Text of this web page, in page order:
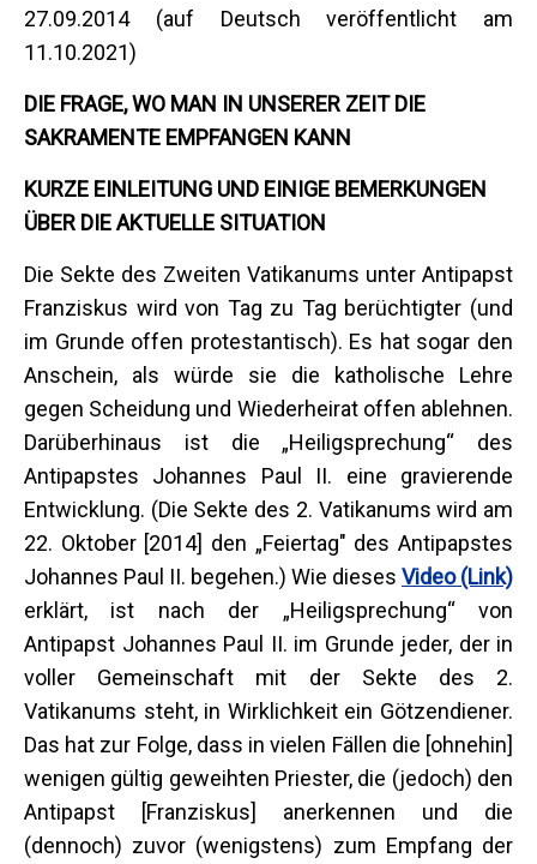
27.09.2014 (auf Deutsch veröffentlicht am
11.10.2021)
DIE FRAGE, WO MAN IN UNSERER ZEIT DIE
SAKRAMENTE EMPFANGEN KANN
KURZE EINLEITUNG UND EINIGE BEMERKUNGEN
ÜBER DIE AKTUELLE SITUATION
Die Sekte des Zweiten Vatikanums unter Antipapst
Franziskus wird von Tag zu Tag berüchtigter (und
im Grunde offen protestantisch). Es hat sogar den
Anschein, als würde sie die katholische Lehre
gegen Scheidung und Wiederheirat offen ablehnen.
Darüberhinaus ist die „Heiligsprechung“ des
Antipapstes Johannes Paul II. eine gravierende
Entwicklung. (Die Sekte des 2. Vatikanums wird am
22. Oktober [2014] den „Feiertag" des Antipapstes
Johannes Paul II. begehen.) Wie dieses Video (Link)
erklärt, ist nach der „Heiligsprechung“ von
Antipapst Johannes Paul II. im Grunde jeder, der in
voller Gemeinschaft mit der Sekte des 2.
Vatikanums steht, in Wirklichkeit ein Götzendiener.
Das hat zur Folge, dass in vielen Fällen die [ohnehin]
wenigen gültig geweihten Priester, die (jedoch) den
Antipapst [Franziskus] anerkennen und die
(dennoch) zuvor (wenigstens) zum Empfang der